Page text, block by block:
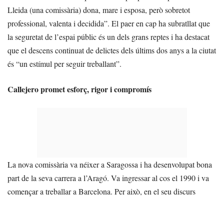
Lleida (una comissària) dona, mare i esposa, però sobretot
professional, valenta i decidida”. El paer en cap ha subratllat que
la seguretat de l’espai públic és un dels grans reptes i ha destacat
que el descens continuat de delictes dels últims dos anys a la ciutat
és “un estímul per seguir treballant”.
Callejero promet esforç, rigor i compromís
La nova comissària va néixer a Saragossa i ha desenvolupat bona
part de la seva carrera a l’Aragó. Va ingressar al cos el 1990 i va
començar a treballar a Barcelona. Per això, en el seu discurs